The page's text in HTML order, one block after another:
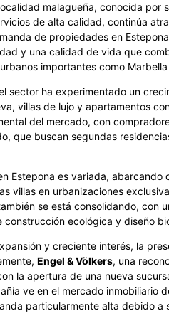
malagueña, conocida
de alta calidad, continúa
de propiedades en
y una calidad de vida que
importantes como
sector ha experimentado un
villas de lujo y apartamentos
del mercado, con
que buscan segundas
Estepona es variada,
villas en urbanizaciones
se está consolidando, con
construcción ecológica y diseño
y creciente interés, la
Engel & Völkers, una
la apertura de una nueva
ve en el mercado inmobiliario
particularmente alta debido